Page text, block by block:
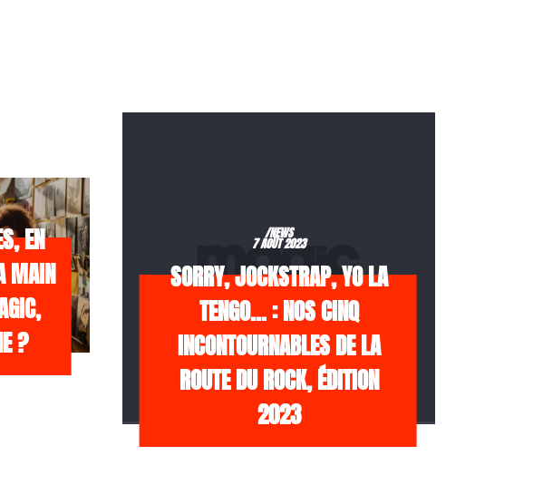
EN
MAIN
?
/NEWS
7 AOÛT 2023
SORRY, JOCKSTRAP, YO LA
TENGO… : NOS CINQ
INCONTOURNABLES DE LA
ROUTE DU ROCK, ÉDITION
2023